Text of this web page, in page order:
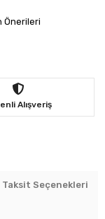
Önerileri
Alışveriş
Taksit Seçenekleri